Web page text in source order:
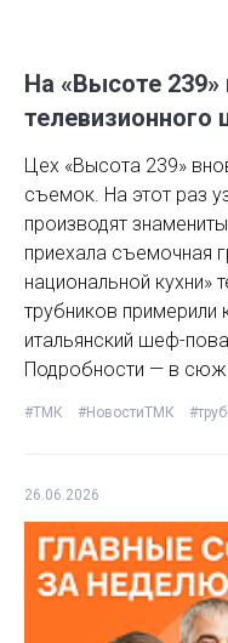
На «Высоте
телевизионного
Цех «Высота 239»
съемок. На этот раз
производят
приехала съемочная
национальной кухни»
трубников примерили
итальянский шеф-
Подробности — в
#ТМК #НовостиТМК
26.06.2026